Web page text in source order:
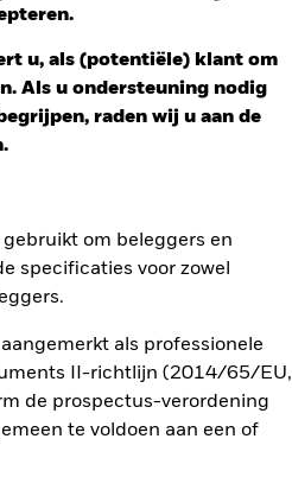
u, als (potentiële) klant om
Als u ondersteuning nodig
raden wij u aan de
om beleggers en
specificaties voor zowel
als professionele
II-richtlijn (2014/65/EU,
de prospectus-verordening
te voldoen aan een of
Documenten
beginselen van
van bedrijven in
Vastrentende